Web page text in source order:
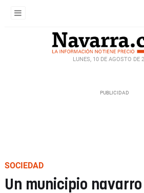
LUNES, 10 DE AGOSTO DE
SOCIEDAD
Un municipio